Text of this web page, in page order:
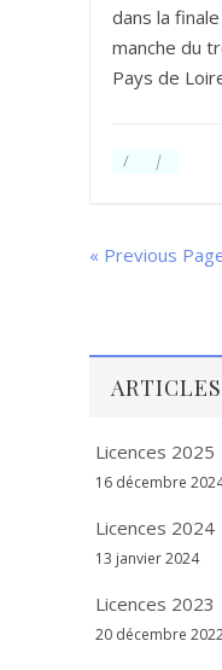
dans la
manche du
Pays de
« Previous
Licences 2025
16 décembre
Licences 2024
13 janvier 2024
Licences 2023
20 décembre